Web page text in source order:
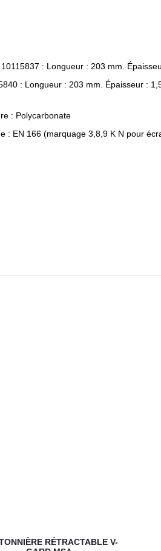
10115837 : Longueur : 203 mm.
: Longueur : 203 mm. Épaisseur :
: Polycarbonate
: EN 166 (marquage 3,8,9 K N pour
RÉTRACTABLE V-